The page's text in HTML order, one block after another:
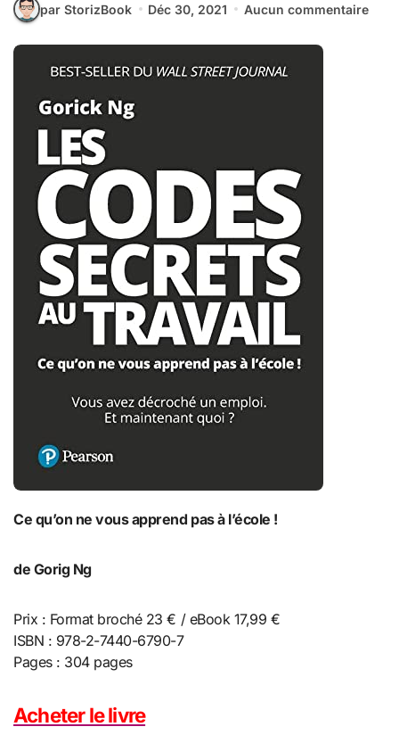
par StorizBook Déc 30, 2021 Aucun commentaire
Ce qu’on ne vous apprend pas à l’école !
de Gorig Ng
Prix : Format broché 23 € / eBook 17,99 €
ISBN : 978-2-7440-6790-7
Pages : 304 pages
Acheter le livre